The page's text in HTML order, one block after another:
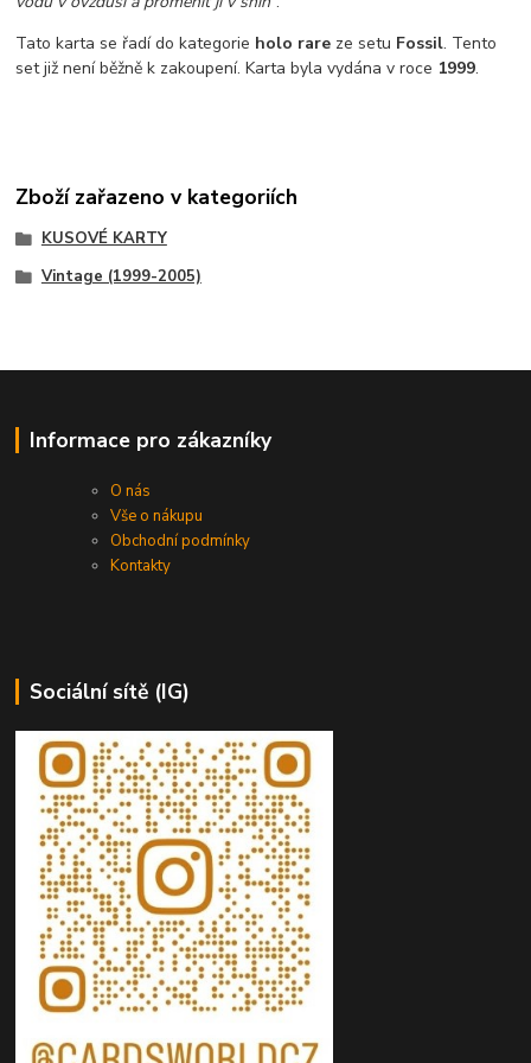
Tato karta se řadí do kategorie holo rare ze setu Fossil. Tento
set již není běžně k zakoupení. Karta byla vydána v roce 1999.
Zboží zařazeno v kategoriích
KUSOVÉ KARTY
Vintage (1999-2005)
Informace pro zákazníky
O nás
Vše o nákupu
Obchodní podmínky
Kontakty
Sociální sítě (IG)